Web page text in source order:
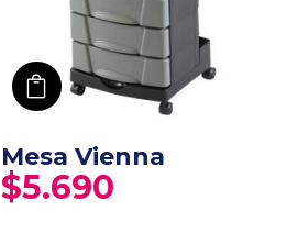
añadir a carro
Mesa Vienna
$5.690